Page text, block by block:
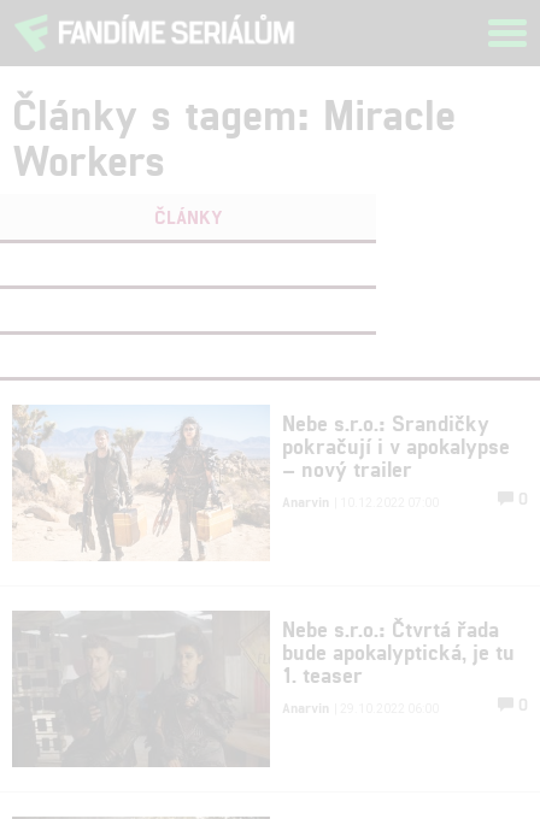
Články s tagem: Miracle
Workers
ČLÁNKY
Nebe s.r.o.: Srandičky
pokračují i v apokalypse
– nový trailer
Anarvin 0
Nebe s.r.o.: Čtvrtá řada
bude apokalyptická, je tu
1. teaser
Anarvin 0